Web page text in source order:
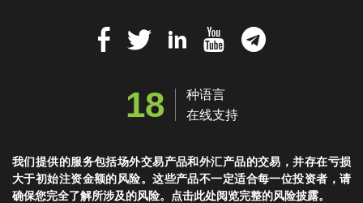
18
种语言
在线支持
我们提供的服务包括场外交易产品和外汇产品的交易，并存在亏损
大于初始注资金额的风险。这些产品不一定适合每一位投资者，请
确保您完全了解所涉及的风险。点击此处阅览完整的风险披露。